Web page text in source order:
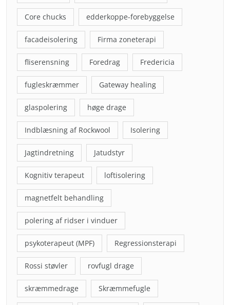
Core chucks edderkoppe-forebyggelse
facadeisolering Firma zoneterapi
fliserensning Foredrag Fredericia
fugleskræmmer Gateway healing
glaspolering høge drage
Indblæsning af Rockwool Isolering
Jagtindretning Jatudstyr
Kognitiv terapeut loftisolering
magnetfelt behandling
polering af ridser i vinduer
psykoterapeut (MPF) Regressionsterapi
Rossi støvler rovfugl drage
skræmmedrage Skræmmefugle